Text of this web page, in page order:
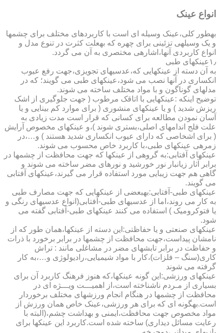
انواع عینک
به­طور کلی،عینک وسیله ای است با کاربردهای مختلف برای چشمها
و یک وسیله­ی تزئینی برای چهره که به­علت کثرت در تنوع مدل و
انواع کاربردی آنها،اشاره­ی مختصری به آن می گردد.
۱٫عینکهای طبی
به آن دسته از عینکهایی که،عدسیهای تجویزی،جهت رفع عیوب
انکساری در آنها نصب می شود،عینکهای طبی می گویند؛ که در
مدلهای گوناگون و با مواد مختلف ساخته می شوند.
توضیح اینکه :عینکهایی با اتاقک مرطوب ( جهت جلوگیری از اشک
ریزش شدید ) و یا عینکهای منشوری ( برای موارد کم بینایی و یا
آسان نمودن مطالعه برای کسانی که قرار است مدت زیادی به
علت فلج اندامهای اصلی،بستری شوند )،و عینکهای مخصوص آرایش
( برای اشخاصی که دارای عیوب انکساری شدید هستند ) و…،در
زمره­ی عینکهای طبی،با کاربرد خاص محسوب می شوند.
عینکهای آفتابی:به گروهی از عینکها که جهت محافظت از چشمها در
برابر آثار زیانبار نور خورشید و نورهای مضر ساخته می شوند و
گاهی هم جهت زیبایی مورد استفاده قرار می گیرند،عینکهای آفتابی
می گویند.
عینکهای طبی-آفتابی:به­بعضی از عینکهایی که جهت مصارف طبی
به کار می روند،اما از عدسیهای طبی-آفتابی(انواع عدسیهای رنگی و
یا فتوکرومیک ) استفاده می کنند عینکهای طبی-آفتابی گفته می
شود.
عینکهای صنعتی و یا حفاظتی:این دسته از عینکها،همان طور که از
نامشان پیداست،جهت محافظت از چشمها در برابر برخورد با ذرات
و حفاظت در برابر تابشهای مضر در مشاغلی مانند : تراش
کاری(سنگ – فلزات)،کار با مواد شیمیایی،رادیولوژی و…،به کار
گرفته می شوند
عینکهای ورزشی:این گونه عینکها،که هنوز فرهنگ کاربرد آن برای
بسیاری از مـردم ناشناخته است،از اهمیـــت ویـــژه ای در
محافظت از چشمها در هنگام انجام ورزشهای مختلف برخوردار
است.به­گونه ای که برای هر ورزشی،عینک خاص همان ورزش از
مواد مخصوص جهت محافظت،ایمنی و بهداشت چشم،(البته با
رعایت مسائل دیداری) ساخته شده است.کاربرد این عینکها برای